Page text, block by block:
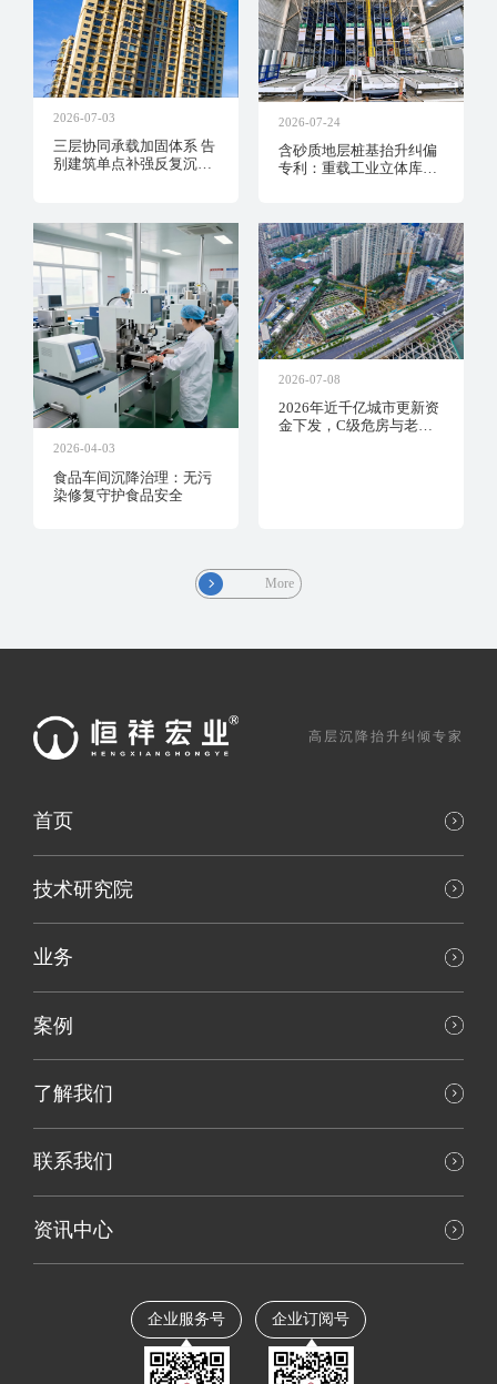
2026-07-03
三层协同承载加固体系 告
别建筑单点补强反复沉降
2026-07-24
含砂质地层桩基抬升纠偏
专利：重载工业立体库不
2026-04-03
食品车间沉降治理：无污
染修复守护食品安全
2026-07-08
2026年近千亿城市更新资
金下发，C级危房与老旧
More
高层沉降抬升纠倾专家
首页
技术研究院
业务
案例
了解我们
联系我们
资讯中心
企业服务号 企业订阅号